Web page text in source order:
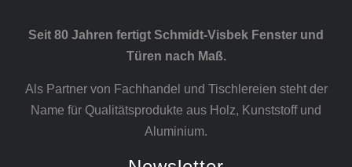
Seit 80 Jahren fertigt Schmidt-Visbek Fenster und
Türen nach Maß.
Als Partner von Fachhandel und Tischlereien steht der
Name für Qualitätsprodukte aus Holz, Kunststoff und
Aluminium.